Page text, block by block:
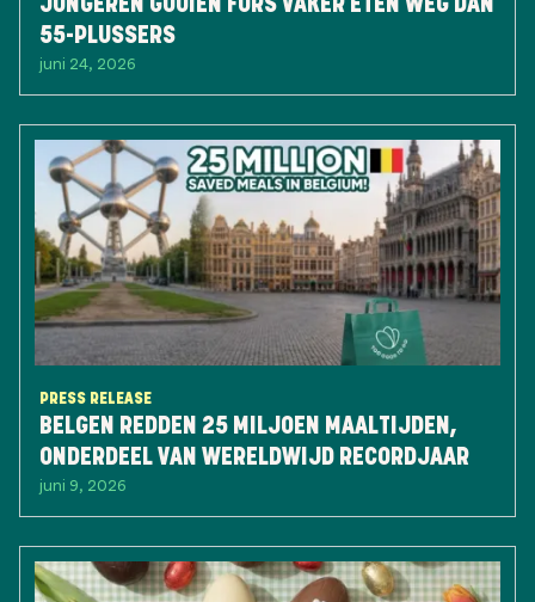
JONGEREN GOOIEN FORS VAKER ETEN WEG DAN
55-PLUSSERS
juni 24, 2026
PRESS RELEASE
BELGEN REDDEN 25 MILJOEN MAALTIJDEN,
ONDERDEEL VAN WERELDWIJD RECORDJAAR
juni 9, 2026